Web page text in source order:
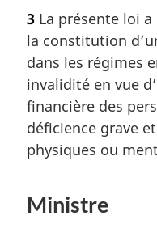
t
e
m
a
g
i
n
e
3 La présente loi
la constitution
dans les régimes
invalidité en vue
financière des
déficience grave
physiques ou
Ministre